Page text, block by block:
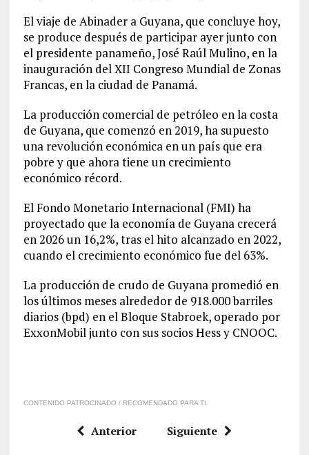
El viaje de Abinader a Guyana, que concluye hoy,
se produce después de participar ayer junto con
el presidente panameño, José Raúl Mulino, en la
inauguración del XII Congreso Mundial de Zonas
Francas, en la ciudad de Panamá.
La producción comercial de petróleo en la costa
de Guyana, que comenzó en 2019, ha supuesto
una revolución económica en un país que era
pobre y que ahora tiene un crecimiento
económico récord.
El Fondo Monetario Internacional (FMI) ha
proyectado que la economía de Guyana crecerá
en 2026 un 16,2%, tras el hito alcanzado en 2022,
cuando el crecimiento económico fue del 63%.
La producción de crudo de Guyana promedió en
los últimos meses alrededor de 918.000 barriles
diarios (bpd) en el Bloque Stabroek, operado por
ExxonMobil junto con sus socios Hess y CNOOC.
CONTENIDO PATROCINADO / RECOMENDADO PARA TI
Anterior Siguiente